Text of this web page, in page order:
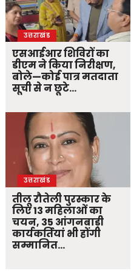
उत्तराखंड
एसआईआर शिविरों का
डीएम ने किया निरीक्षण,
बोले—कोई पात्र मतदाता
सूची से न छूटे…
उत्तराखंड
तीलू रौतेली पुरस्कार के
लिए 13 महिलाओं का
चयन, 35 आंगनबाड़ी
कार्यकर्तियां भी होंगी
सम्मानित…